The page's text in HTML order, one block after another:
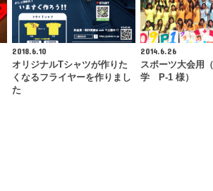
2018.6.10
オリジナルTシャツが作りた
くなるフライヤーを作りまし
た
2014.6.26
スポーツ大会用
学 P-1 様）